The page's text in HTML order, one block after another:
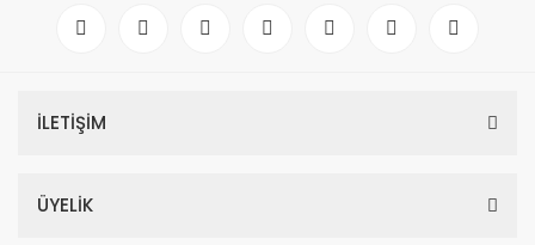
İLETİŞİM
ÜYELİK